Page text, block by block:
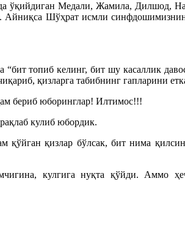
ўқийдиган Медали, Жамила, Дилшод,
Шўҳрат исмли
топиб келинг, бит шу касаллик
қизларга табибнинг гапларини
бериб юборинглар! Илтимос!!!
кулиб юбордик.
қизлар бўлсак, бит нима
кулгига нуқта қўйди. Аммо